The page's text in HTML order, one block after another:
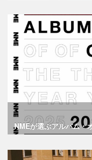
NMEが選ぶアルバム・